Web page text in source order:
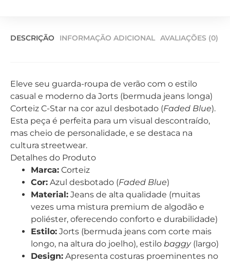
DESCRIÇÃO INFORMAÇÃO ADICIONAL AVALIAÇÕES (0)
Eleve seu guarda-roupa de verão com o estilo
casual e moderno da Jorts (bermuda jeans longa)
Corteiz C-Star na cor azul desbotado (Faded Blue).
Esta peça é perfeita para um visual descontraído,
mas cheio de personalidade, e se destaca na
cultura streetwear.
Detalhes do Produto
Marca: Corteiz
Cor: Azul desbotado (Faded Blue)
Material: Jeans de alta qualidade (muitas
vezes uma mistura premium de algodão e
poliéster, oferecendo conforto e durabilidade)
Estilo: Jorts (bermuda jeans com corte mais
longo, na altura do joelho), estilo baggy(largo)
Design: Apresenta costuras proeminentes no